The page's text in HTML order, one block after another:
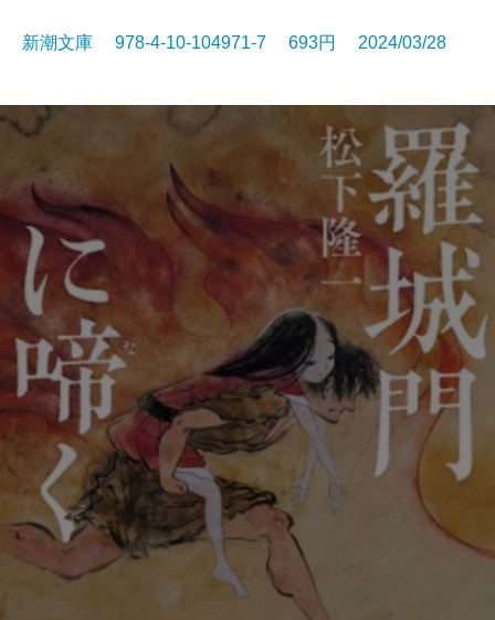
新潮文庫 978-4-10-104971-7 693円 2024/03/28